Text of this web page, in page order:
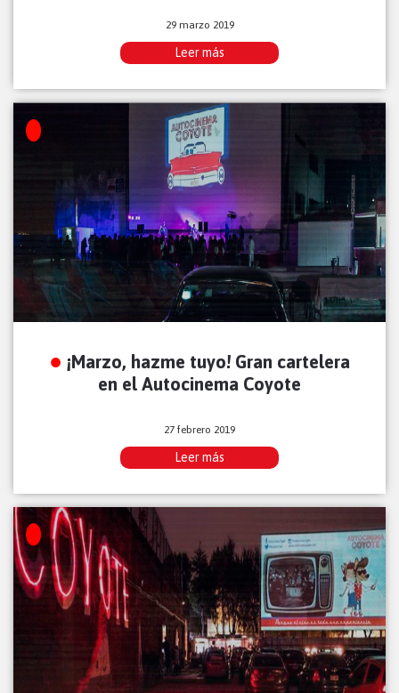
29 marzo 2019
Leer más
¡Marzo, hazme tuyo! Gran cartelera
en el Autocinema Coyote
27 febrero 2019
Leer más